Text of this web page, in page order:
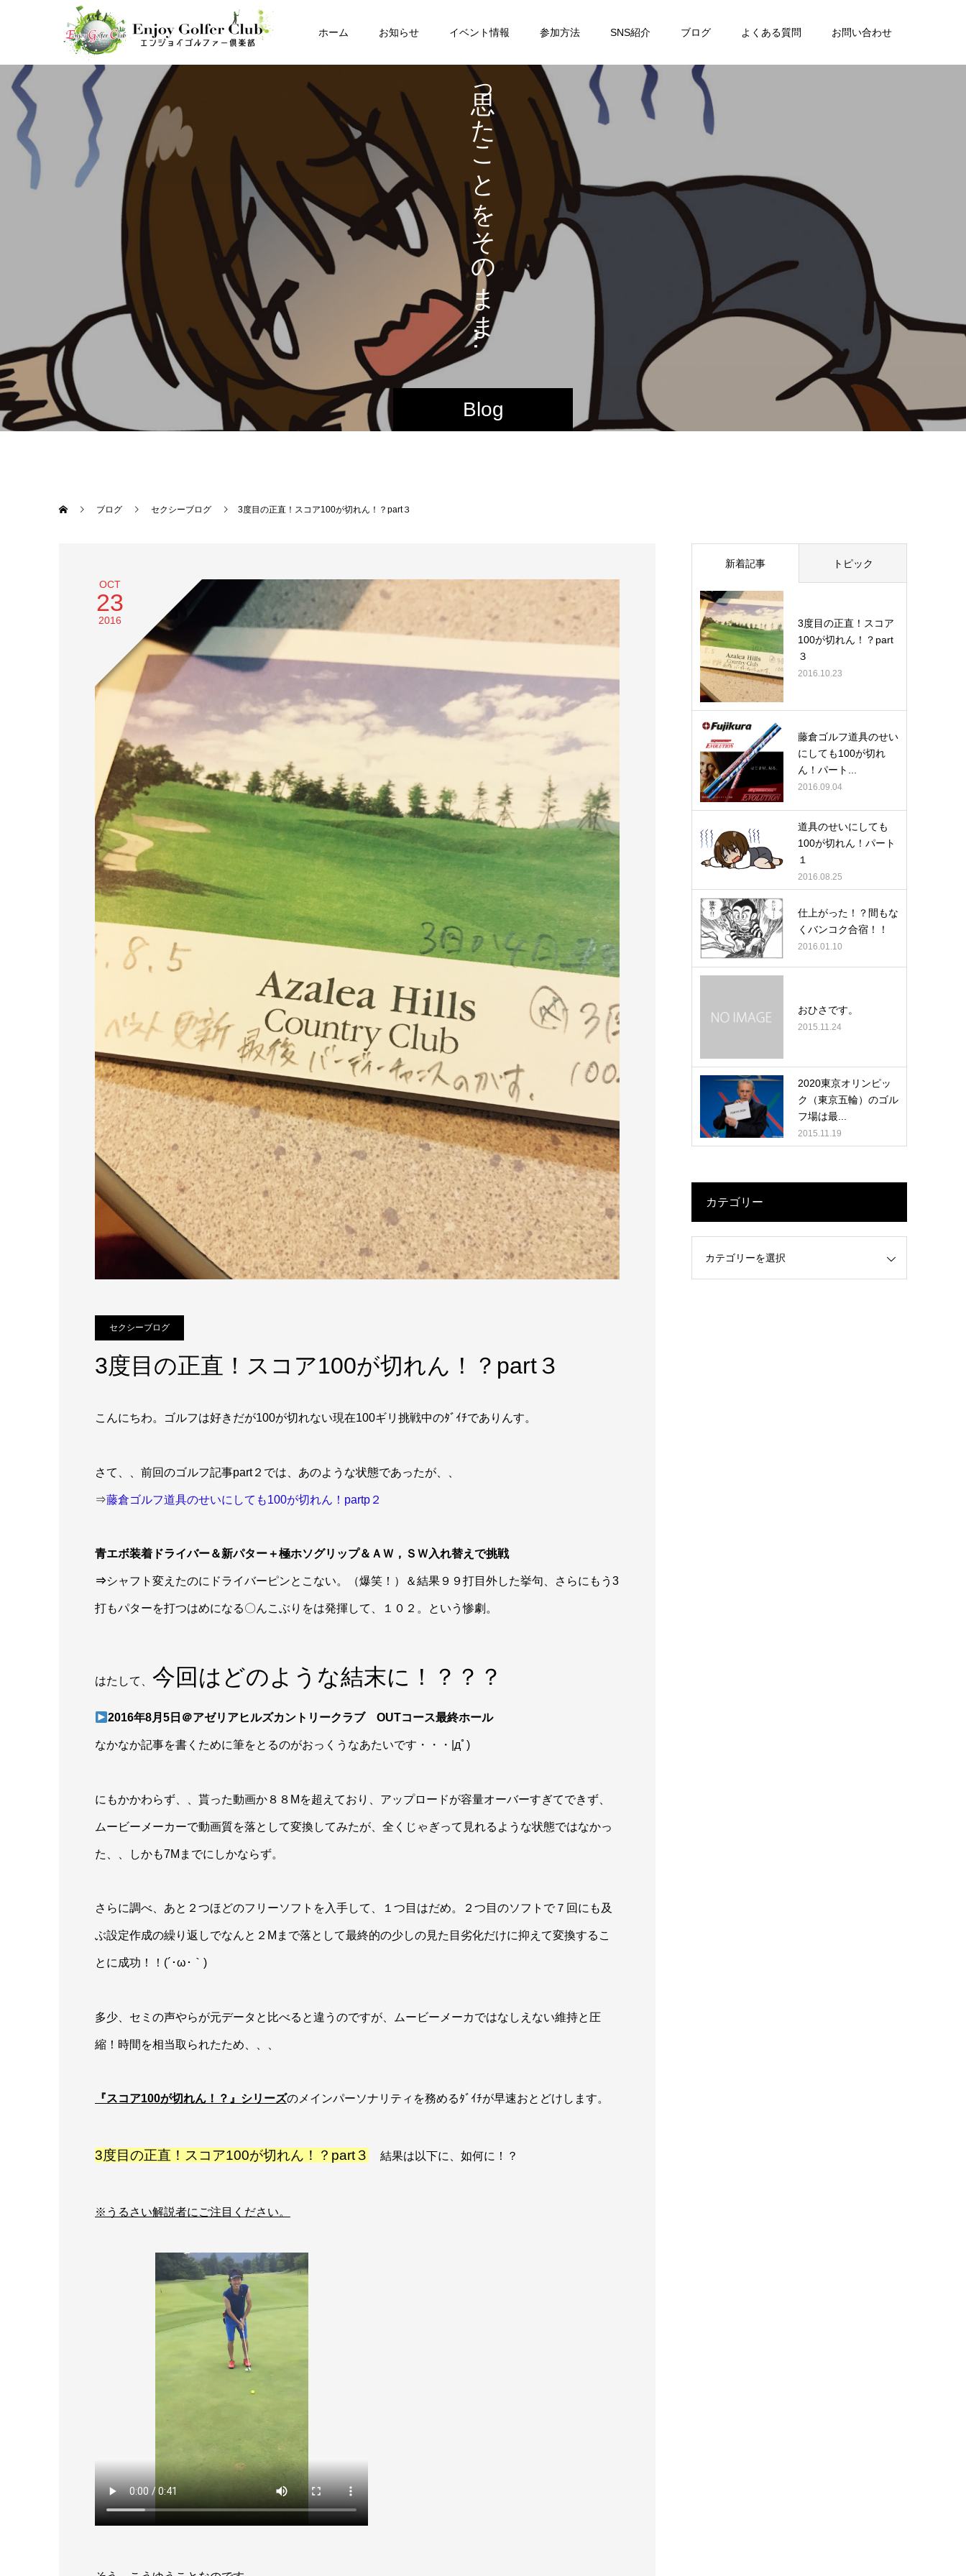
ホーム お知らせ イベント情報 参加方法 SNS紹介 ブログ よくある質問 お問い合わせ
Blog
っ
た
こ
と
を
そ
の
ま
ま
…
も
も
な
い
ブログ セクシーブログ 3度目の正直！スコア100が切れん！？part３
OCT
23
2016
セクシーブログ
3度目の正直！スコア100が切れん！？part３
こんにちわ。ゴルフは好きだが100が切れない現在100ギリ挑戦中のﾀﾞｲﾁでありんす。
さて、、前回のゴルフ記事part２では、あのような状態であったが、、
⇒藤倉ゴルフ道具のせいにしても100が切れん！partp２
青エボ装着ドライバー＆新パター＋極ホソグリップ＆ＡＷ，ＳＷ入れ替えで挑戦
⇒シャフト変えたのにドライバーピンとこない。（爆笑！）＆結果９９打目外した挙句、さらにもう3
打もパターを打つはめになる〇んこぶりをは発揮して、１０２。という惨劇。
はたして、 今回はどのような結末に！？？？
2016年8月5日＠アゼリアヒルズカントリークラブ OUTコース最終ホール
なかなか記事を書くために筆をとるのがおっくうなあたいです・・・|дﾟ)
にもかかわらず、、貰った動画か８８Mを超えており、アップロードが容量オーバーすぎてできず、
ムービーメーカーで動画質を落として変換してみたが、全くじゃぎって見れるような状態ではなかっ
た、、しかも7Mまでにしかならず。
さらに調べ、あと２つほどのフリーソフトを入手して、１つ目はだめ。２つ目のソフトで７回にも及
ぶ設定作成の繰り返しでなんと２Mまで落として最終的の少しの見た目劣化だけに抑えて変換するこ
とに成功！！(´･ω･｀)
多少、セミの声やらが元データと比べると違うのですが、ムービーメーカではなしえない維持と圧
縮！時間を相当取られたため、、、
『スコア100が切れん！？』シリーズのメインパーソナリティを務めるﾀﾞｲﾁが早速おとどけします。
3度目の正直！スコア100が切れん！？part３ 結果は以下に、如何に！？
※うるさい解説者にご注目ください。
新着記事 トピック
3度目の正直！スコア
100が切れん！？part
３
2016.10.23
藤倉ゴルフ道具のせい
にしても100が切れ
ん！パート...
2016.09.04
道具のせいにしても
100が切れん！パート
１
2016.08.25
仕上がった！？間もな
くバンコク合宿！！
2016.01.10
おひさです。
2015.11.24
2020東京オリンピッ
ク（東京五輪）のゴル
フ場は最...
2015.11.19
カテゴリー